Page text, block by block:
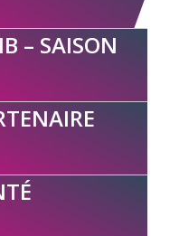
– SAISON